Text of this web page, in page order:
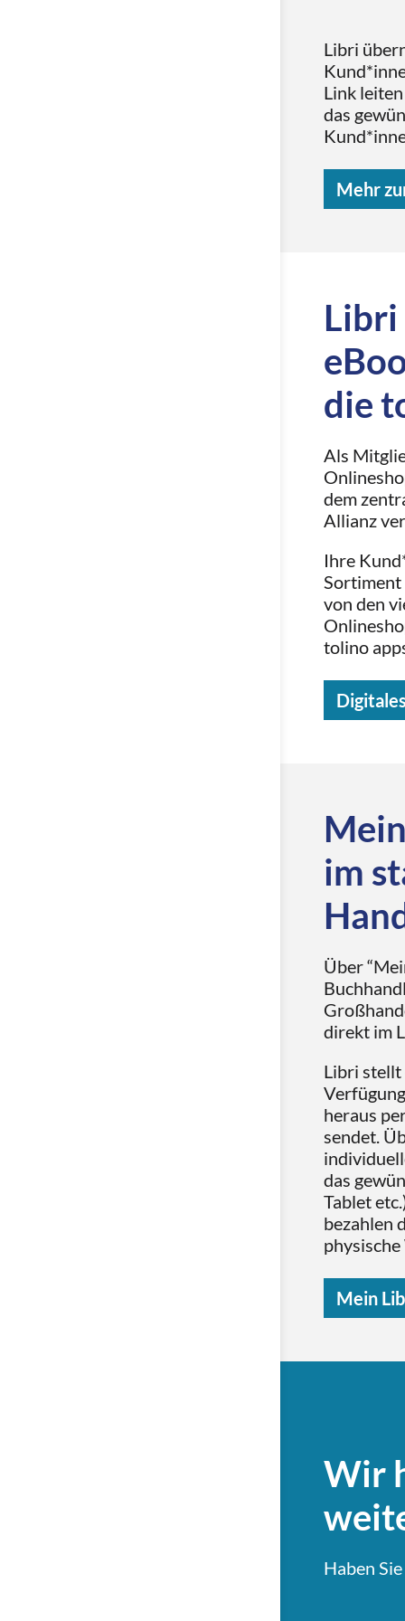
Libri
Link
das
Mehr
die
Als
dem
Allianz
Ihre
von den
tolino
im
Über
direkt im
Libri stellt
heraus
sendet.
das
Tablet
bezahlen
physische
Mein
Wir
Haben